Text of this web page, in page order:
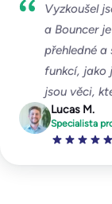
Vyzkoušel
a Bouncer
přehledné
funkcí,
jsou věci,
Lucas M.
Specialista